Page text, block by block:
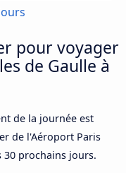
pour voyager
de Gaulle à
de la journée est
de l'Aéroport Paris
30 prochains jours.